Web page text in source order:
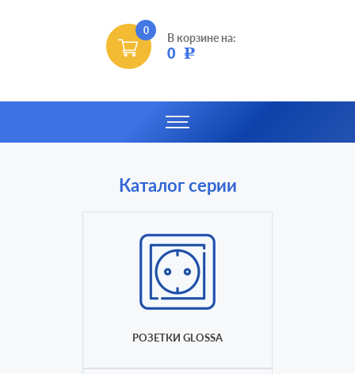
0
В корзине на:
0 Р
Каталог серии
РОЗЕТКИ GLOSSA